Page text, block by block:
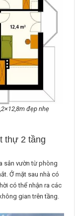
đẹp nhẹ
thự 2 tầng
sân vườn từ phòng
Ở mặt sau nhà có
có thể nhận ra các
gian trên tầng.